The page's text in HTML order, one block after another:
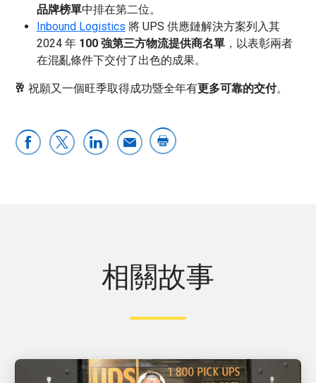
品牌榜單中排在第二位。
Inbound Logistics 將 UPS 供應鏈解決方案列入其
2024 年 100 強第三方物流提供商名單 ，以表彰兩者
在混亂條件下交付了出色的成果。
🥂 祝願又一個旺季取得成功暨全年有更多可靠的交付。
相關故事